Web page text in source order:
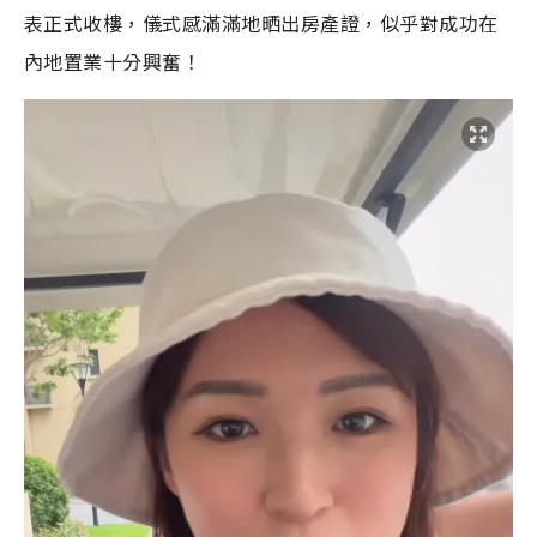
表正式收樓，儀式感滿滿地晒出房產證，似乎對成功在
內地置業十分興奮！